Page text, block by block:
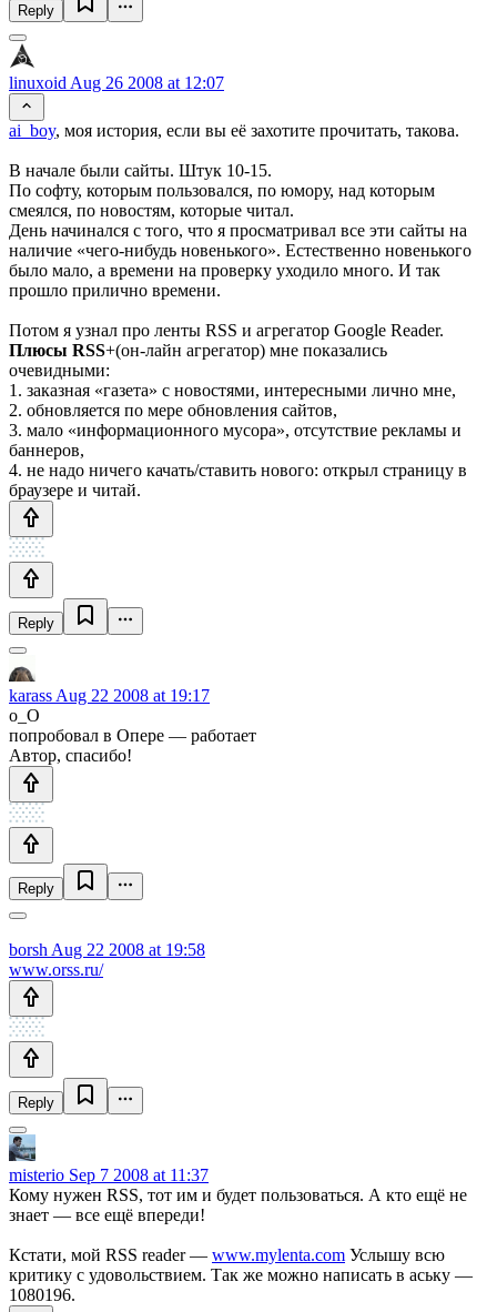
Reply
linuxoid Aug 26 2008 at 12:07
ai_boy, моя история, если вы её захотите прочитать, такова.
В начале были сайты. Штук 10-15.
По софту, которым пользовался, по юмору, над которым
смеялся, по новостям, которые читал.
День начинался с того, что я просматривал все эти сайты на
наличие «чего-нибудь новенького». Естественно новенького
было мало, а времени на проверку уходило много. И так
прошло прилично времени.
Потом я узнал про ленты RSS и агрегатор Google Reader.
Плюсы RSS+(он-лайн агрегатор) мне показались
очевидными:
1. заказная «газета» с новостями, интересными лично мне,
2. обновляется по мере обновления сайтов,
3. мало «информационного мусора», отсутствие рекламы и
баннеров,
4. не надо ничего качать/ставить нового: открыл страницу в
браузере и читай.
Reply
karass Aug 22 2008 at 19:17
o_O
попробовал в Опере — работает
Автор, спасибо!
Reply
borsh Aug 22 2008 at 19:58
www.orss.ru/
Reply
misterio Sep 7 2008 at 11:37
Кому нужен RSS, тот им и будет пользоваться. А кто ещё не
знает — все ещё впереди!
Кстати, мой RSS reader — www.mylenta.com Услышу всю
критику с удовольствием. Так же можно написать в аську —
1080196.